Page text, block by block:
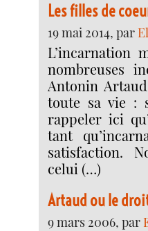
Les filles de
19 mai 2014, par
L’incarnation
nombreuses
Antonin
toute sa vie :
rappeler ici
tant
satisfaction.
celui (…)
Artaud ou le
9 mars 2006, par